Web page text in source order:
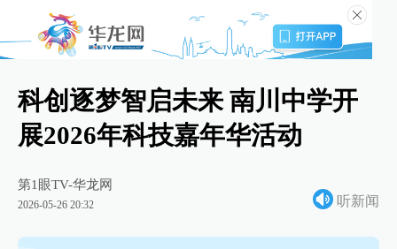
科创逐梦智启未来 南川中学开
展2026年科技嘉年华活动
第1眼TV-华龙网
2026-05-26 20:32 听新闻